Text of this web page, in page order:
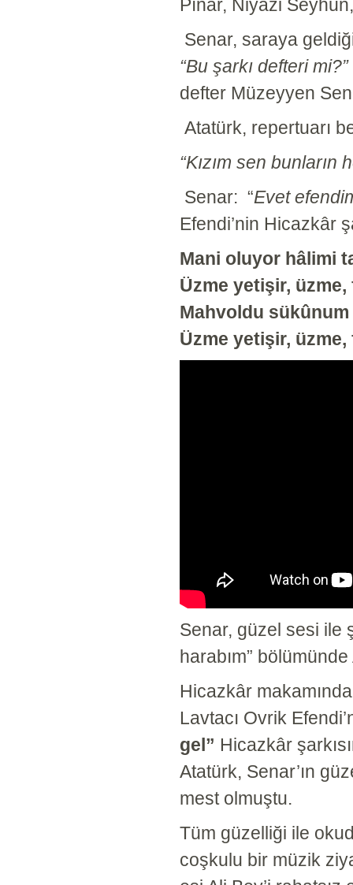
Pınar, Niyazi
Senar, saraya
“Bu şarkı defteri mi?”
defter Müzeyyen
Atatürk, repertuarı
“Kızım sen
Senar: “Evet
Efendi’nin Hicazkâr
Mani oluyor hâlimi
Üzme yetişir, üzme,
Mahvoldu
Üzme yetişir, üzme,
Senar, güzel sesi ile
harabım”
Hicazkâr
Lavtacı Ovrik
gel” Hicazkâr
Atatürk, Senar’ın
mest olmuştu.
Tüm güzelliği ile
coşkulu bir müzik